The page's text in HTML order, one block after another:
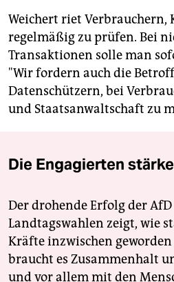
Weichert riet Verbrauchern,
regelmäßig zu prüfen. Bei
Transaktionen solle man
"Wir fordern auch die
Datenschützern, bei
und Staatsanwaltschaft zu
Die Engagierten
Der drohende Erfolg der
Landtagswahlen zeigt, wie
Kräfte inzwischen
braucht es Zusammenhalt
und vor allem mit den